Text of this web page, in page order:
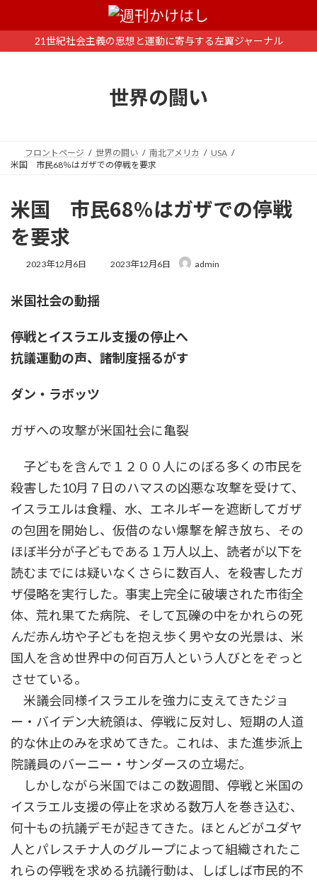
ン
ー
21世紀社会主義の思想と運動に寄与する左翼ジャーナル
世界の闘い
フロントページ 世界の闘い 南北アメリカ
USA
米国 市民68％はガザでの停戦を要求
米国 市民68％はガザでの停戦
を要求
2023年12月6日
最
:
2023年12月6日 admin
米国社会の動揺
停戦とイスラエル支援の停止へ
抗議運動の声、諸制度揺るがす
ダン・ラボッツ
ガザへの攻撃が米国社会に亀裂
子どもを含んで１２００人にのぼる多くの市民を
殺害した10月７日のハマスの凶悪な攻撃を受けて、
イスラエルは食糧、水、エネルギーを遮断してガザ
の包囲を開始し、仮借のない爆撃を解き放ち、その
ほぼ半分が子どもである１万人以上、読者が以下を
読むまでには疑いなくさらに数百人、を殺害したガ
ザ侵略を実行した。事実上完全に破壊された市街全
体、荒れ果てた病院、そして瓦礫の中をかれらの死
んだ赤ん坊や子どもを抱え歩く男や女の光景は、米
国人を含め世界中の何百万人という人びとをぞっと
させている。
米議会同様イスラエルを強力に支えてきたジョ
ー・バイデン大統領は、停戦に反対し、短期の人道
的な休止のみを求めてきた。これは、また進歩派上
院議員のバーニー・サンダースの立場だ。
しかしながら米国ではこの数週間、停戦と米国の
イスラエル支援の停止を求める数万人を巻き込む、
何十もの抗議デモが起きてきた。ほとんどがユダヤ
人とパレスチナ人のグループによって組織されたこ
れらの停戦を求める抗議行動は、しばしば市民的不